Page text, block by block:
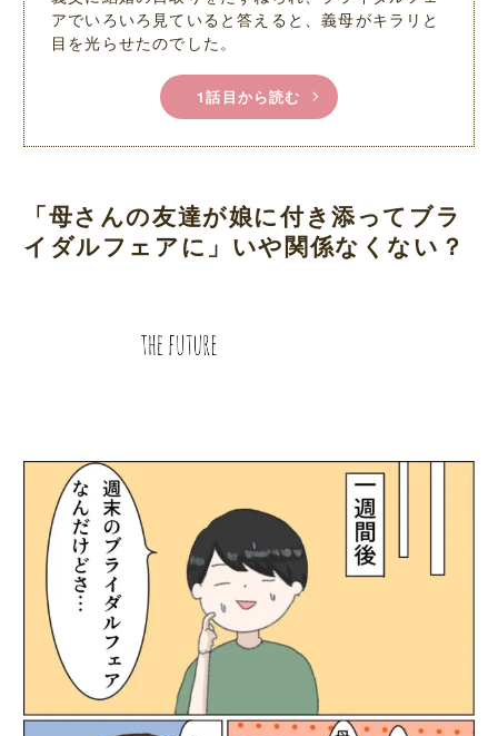
アでいろいろ見ていると答えると、義母がキラリと
目を光らせたのでした。
1話目から読む
「母さんの友達が娘に付き添ってブラ
イダルフェアに」いや関係なくない？